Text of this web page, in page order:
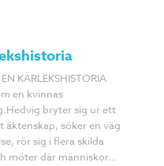
KÄRLEKSHISTORIA
en kvinnas
bryter sig ur ett
äktenskap, söker en väg
rör sig i flera skilda
möter där människor...